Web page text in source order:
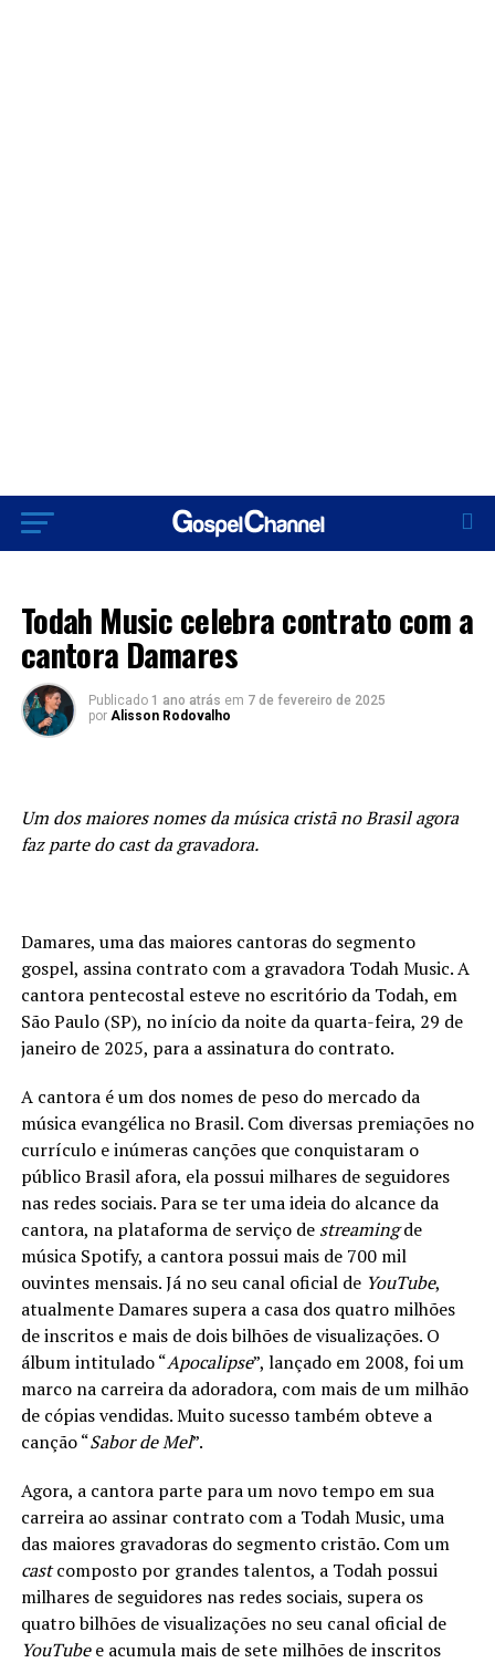
Todah Music celebra contrato com a
cantora Damares
Publicado 1 ano atrás em 7 de fevereiro de 2025
por Alisson Rodovalho
Um dos maiores nomes da música cristã no Brasil agora
faz parte do cast da gravadora.
Damares, uma das maiores cantoras do segmento
gospel, assina contrato com a gravadora Todah Music. A
cantora pentecostal esteve no escritório da Todah, em
São Paulo (SP), no início da noite da quarta-feira, 29 de
janeiro de 2025, para a assinatura do contrato.
A cantora é um dos nomes de peso do mercado da
música evangélica no Brasil. Com diversas premiações no
currículo e inúmeras canções que conquistaram o
público Brasil afora, ela possui milhares de seguidores
nas redes sociais. Para se ter uma ideia do alcance da
cantora, na plataforma de serviço de streamingde
música Spotify, a cantora possui mais de 700 mil
ouvintes mensais. Já no seu canal oficial de YouTube,
atualmente Damares supera a casa dos quatro milhões
de inscritos e mais de dois bilhões de visualizações. O
álbum intitulado “Apocalipse”, lançado em 2008, foi um
marco na carreira da adoradora, com mais de um milhão
de cópias vendidas. Muito sucesso também obteve a
canção “Sabor de Mel”.
Agora, a cantora parte para um novo tempo em sua
carreira ao assinar contrato com a Todah Music, uma
das maiores gravadoras do segmento cristão. Com um
castcomposto por grandes talentos, a Todah possui
milhares de seguidores nas redes sociais, supera os
quatro bilhões de visualizações no seu canal oficial de
YouTubee acumula mais de sete milhões de inscritos